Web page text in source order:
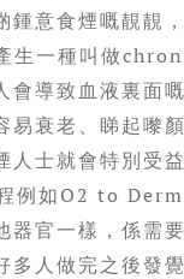
鍾意食煙嘅靚靚
生一種叫做
會導致血液裏面嘅
易衰老、睇起嚟
人士就會特別受
例如O2 to Derm
器官一樣，係需
多人做完之後發